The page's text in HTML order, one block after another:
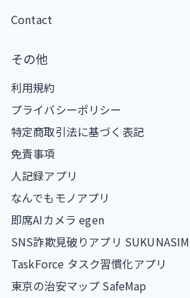
Contact
その他
利用規約
プライバシーポリシー
特定商取引法に基づく表記
免責事項
人記録アプリ
なんでもモノアプリ
即席AIカメラ egen
SNS詐欺見破りアプリ SUKUNASIM
TaskForce タスク習慣化アプリ
東京の治安マップ SafeMap